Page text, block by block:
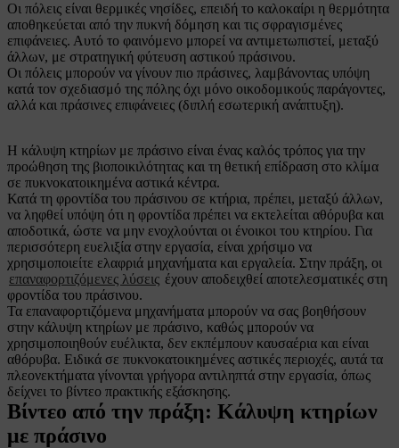
Οι πόλεις είναι θερμικές νησίδες, επειδή το καλοκαίρι η θερμότητα
αποθηκεύεται από την πυκνή δόμηση και τις σφραγισμένες
επιφάνειες. Αυτό το φαινόμενο μπορεί να αντιμετωπιστεί, μεταξύ
άλλων, με στρατηγική φύτευση αστικού πράσινου.
Οι πόλεις μπορούν να γίνουν πιο πράσινες, λαμβάνοντας υπόψη
κατά τον σχεδιασμό της πόλης όχι μόνο οικοδομικούς παράγοντες,
αλλά και πράσινες επιφάνειες (διπλή εσωτερική ανάπτυξη).
Η κάλυψη κτηρίων με πράσινο είναι ένας καλός τρόπος για την
προώθηση της βιοποικιλότητας και τη θετική επίδραση στο κλίμα
σε πυκνοκατοικημένα αστικά κέντρα.
Κατά τη φροντίδα του πράσινου σε κτήρια, πρέπει, μεταξύ άλλων,
να ληφθεί υπόψη ότι η φροντίδα πρέπει να εκτελείται αθόρυβα και
αποδοτικά, ώστε να μην ενοχλούνται οι ένοικοι του κτηρίου. Για
περισσότερη ευελιξία στην εργασία, είναι χρήσιμο να
χρησιμοποιείτε ελαφριά μηχανήματα και εργαλεία. Στην πράξη, οι
επαναφορτιζόμενες λύσεις έχουν αποδειχθεί αποτελεσματικές στη
φροντίδα του πράσινου.
Τα επαναφορτιζόμενα μηχανήματα μπορούν να σας βοηθήσουν
στην κάλυψη κτηρίων με πράσινο, καθώς μπορούν να
χρησιμοποιηθούν ευέλικτα, δεν εκπέμπουν καυσαέρια και είναι
αθόρυβα. Ειδικά σε πυκνοκατοικημένες αστικές περιοχές, αυτά τα
πλεονεκτήματα γίνονται γρήγορα αντιληπτά στην εργασία, όπως
δείχνει το βίντεο πρακτικής εξάσκησης.
Βίντεο από την πράξη: Κάλυψη κτηρίων
με πράσινο